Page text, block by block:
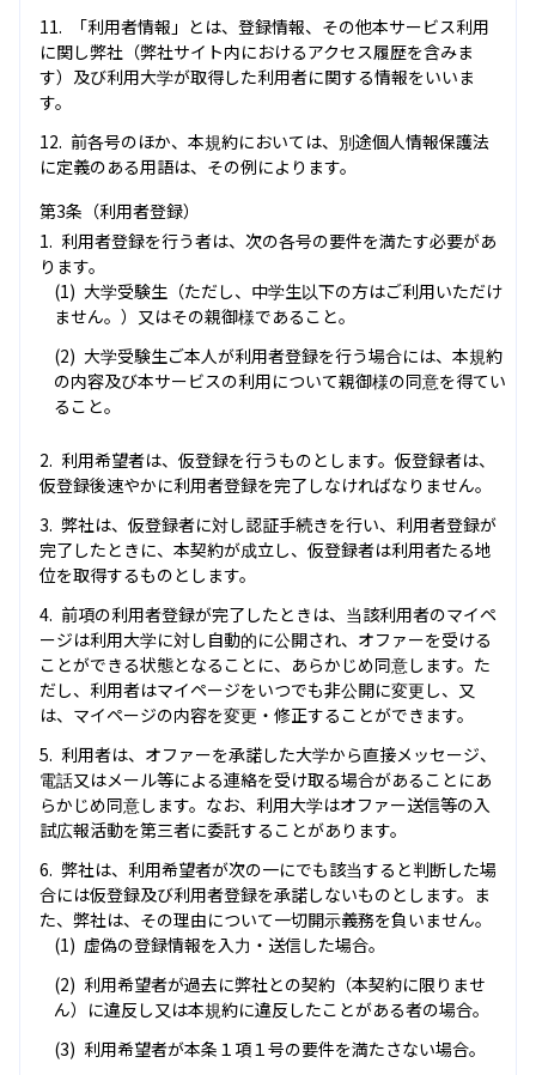
「利用者情報」とは、登録情報、その他本サービス利用
に関し弊社（弊社サイト内におけるアクセス履歴を含みま
す）及び利用大学が取得した利用者に関する情報をいいま
す。
前各号のほか、本規約においては、別途個人情報保護法
に定義のある用語は、その例によります。
第3条（利用者登録）
利用者登録を行う者は、次の各号の要件を満たす必要があ
ります。
大学受験生（ただし、中学生以下の方はご利用いただけ
ません。）又はその親御様であること。
大学受験生ご本人が利用者登録を行う場合には、本規約
の内容及び本サービスの利用について親御様の同意を得てい
ること。
利用希望者は、仮登録を行うものとします。仮登録者は、
仮登録後速やかに利用者登録を完了しなければなりません。
弊社は、仮登録者に対し認証手続きを行い、利用者登録が
完了したときに、本契約が成立し、仮登録者は利用者たる地
位を取得するものとします。
前項の利用者登録が完了したときは、当該利用者のマイペ
ージは利用大学に対し自動的に公開され、オファーを受ける
ことができる状態となることに、あらかじめ同意します。た
だし、利用者はマイページをいつでも非公開に変更し、又
は、マイページの内容を変更・修正することができます。
利用者は、オファーを承諾した大学から直接メッセージ、
電話又はメール等による連絡を受け取る場合があることにあ
らかじめ同意します。なお、利用大学はオファー送信等の入
試広報活動を第三者に委託することがあります。
弊社は、利用希望者が次の一にでも該当すると判断した場
合には仮登録及び利用者登録を承諾しないものとします。ま
た、弊社は、その理由について一切開示義務を負いません。
虚偽の登録情報を入力・送信した場合。
利用希望者が過去に弊社との契約（本契約に限りませ
ん）に違反し又は本規約に違反したことがある者の場合。
利用希望者が本条１項１号の要件を満たさない場合。